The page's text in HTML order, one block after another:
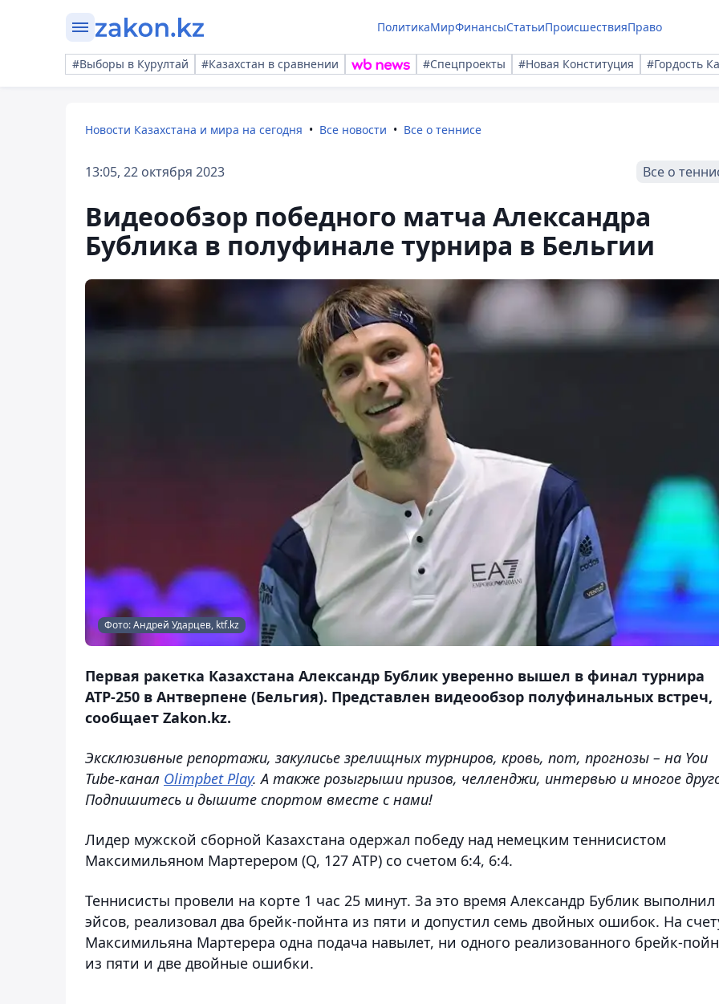
ПолитикаМирФинансыСтатьиПроисшествияПраво
#Выборы в Курултай #Казахстан в сравнении #Спецпроекты #Новая Конституция #Гордость
Новости Казахстана и мира на сегодня Все новости Все о теннисе
13:05, 22 октября 2023 Все о
Видеообзор победного матча Александра
Бублика в полуфинале турнира в Бельгии
Фото: Андрей Ударцев, ktf.kz
Первая ракетка Казахстана Александр Бублик уверенно вышел в финал турнира
ATP-250 в Антверпене (Бельгия). Представлен видеообзор полуфинальных встреч,
сообщает Zakon.kz.
Эксклюзивные репортажи, закулисье зрелищных турниров, кровь, пот, прогнозы – на You
Tube-канал Olimpbet Play. А также розыгрыши призов, челленджи, интервью и многое
Подпишитесь и дышите спортом вместе с нами!
Лидер мужской сборной Казахстана одержал победу над немецким теннисистом
Максимильяном Мартерером (Q, 127 АТР) со счетом 6:4, 6:4.
Теннисисты провели на корте 1 час 25 минут. За это время Александр Бублик выполнил
эйсов, реализовал два брейк-пойнта из пяти и допустил семь двойных ошибок. На
Максимильяна Мартерера одна подача навылет, ни одного реализованного брейк-
из пяти и две двойные ошибки.